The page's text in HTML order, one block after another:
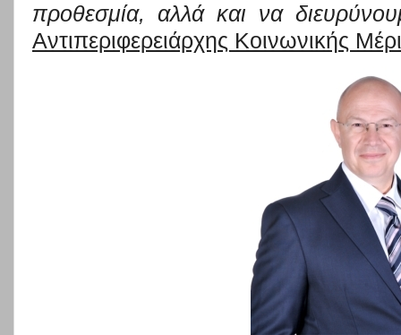
προθεσμία, αλλά και να
Αντιπεριφερειάρχης Κοινωνικής